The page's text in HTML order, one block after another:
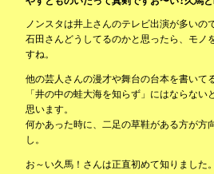
ノンスタは井上さんのテレビ出演が多いので
石田さんどうしてるのかと思ったら、モノ
すね。
他の芸人さんの漫才や舞台の台本を書いてる
「井の中の蛙大海を知らず」にはならない
思います。
何かあった時に、二足の草鞋がある方が方
し。
お～い久馬！さんは正直初めて知りました。